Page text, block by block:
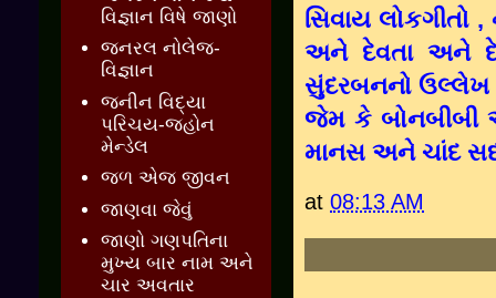
સિવાય લોકગીતો
અને દેવતા અને
સુંદરબનનો
જેમ કે બોનબીબી
માનસ અને ચાંદ
at 08:13 AM
વિજ્ઞાન વિષે જાણો
જનરલ નોલેજ-
વિજ્ઞાન
જનીન વિદ્યા
પરિચય-જ્હોન
મેન્ડેલ
જળ એજ જીવન
જાણવા જેવું
જાણો ગણપતિના
મુખ્ય બાર નામ અને
ચાર અવતાર